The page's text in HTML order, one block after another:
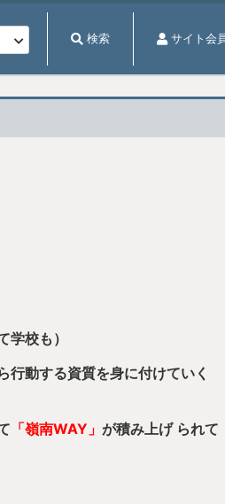
検索 サイト会
学校も）
行動する資質を身に付けていく
「嶺南WAY」が積み上げ られて